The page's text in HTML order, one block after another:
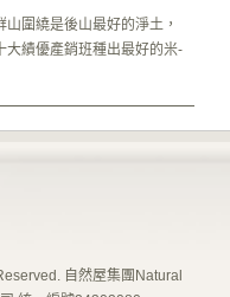
圍繞是後山最好的淨土，
大績優產銷班種出最好的米-
自然屋集團Natural